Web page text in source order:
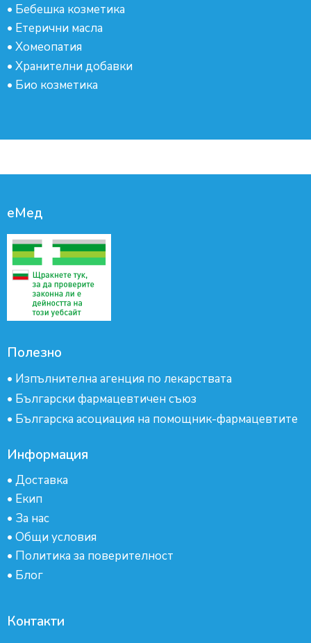
• Бебешка козметика
• Етерични масла
• Хомеопатия
• Хранителни добавки
• Био козметика
еМед
Полезно
• Изпълнителна агенция по лекарствата
• Български фармацевтичен съюз
• Българска асоциация на помощник-фармацевтите
Информация
• Доставка
• Екип
• За нас
• Общи условия
• Политика за поверителност
• Блог
Контакти